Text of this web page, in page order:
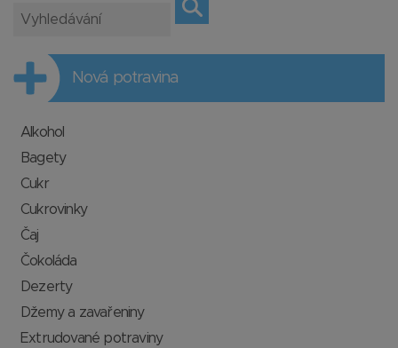
Nová potravina
Alkohol
Bagety
Cukr
Cukrovinky
Čaj
Čokoláda
Dezerty
Džemy a zavařeniny
Extrudované potraviny